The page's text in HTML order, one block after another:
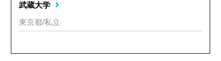
武蔵大学
東京都/私立